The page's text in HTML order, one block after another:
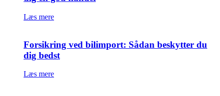
Læs mere
Forsikring ved bilimport: Sådan beskytter du
dig bedst
Læs mere